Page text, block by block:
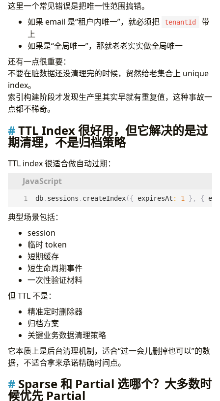
这里一个常见错误是把唯一性范围搞错。
如果 email 是“租户内唯一”，就必须把
tenantId
带
上
如果是“全局唯一”，那就老老实实做全局唯一
还有一点很重要：
不要在脏数据还没清理完的时候，贸然给老集合上 unique
index。
索引构建阶段才发现生产里其实早就有重复值，这种事故一
点都不稀奇。
TTL Index 很好用，但它解决的是过
期清理，不是归档策略
TTL index 很适合做自动过期：
db. sessions . createIndex({ expiresAt : 1 }, {
典型场景包括：
session
临时 token
短期缓存
短生命周期事件
一次性验证材料
但 TTL 不是：
精准定时删除器
归档方案
关键业务数据清理策略
它本质上是后台清理机制，适合“过一会儿删掉也可以”的数
据，不适合拿来承诺精确时间点。
Sparse 和 Partial 选哪个？大多数时
候优先 Partial